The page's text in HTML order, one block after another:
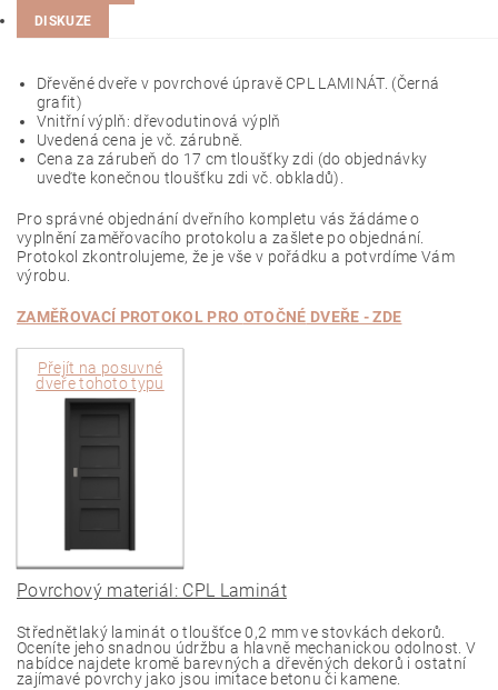
DISKUZE
Dřevěné dveře v povrchové úpravě CPL LAMINÁT. (Černá
grafit)
Vnitřní výplň: dřevodutinová výplň
Uvedená cena je vč. zárubně.
Cena za zárubeň do 17 cm tloušťky zdi (do objednávky
uveďte konečnou tloušťku zdi vč. obkladů).
Pro správné objednání dveřního kompletu vás žádáme o
vyplnění zaměřovacího protokolu a zašlete po objednání.
Protokol zkontrolujeme, že je vše v pořádku a potvrdíme Vám
výrobu.
ZAMĚŘOVACÍ PROTOKOL PRO OTOČNÉ DVEŘE - ZDE
Přejít na posuvné
dveře tohoto typu
Povrchový materiál: CPL Laminát
Střednětlaký laminát o tloušťce 0,2 mm ve stovkách dekorů.
Oceníte jeho snadnou údržbu a hlavně mechanickou odolnost. V
nabídce najdete kromě barevných a dřevěných dekorů i ostatní
zajímavé povrchy jako jsou imitace betonu či kamene.